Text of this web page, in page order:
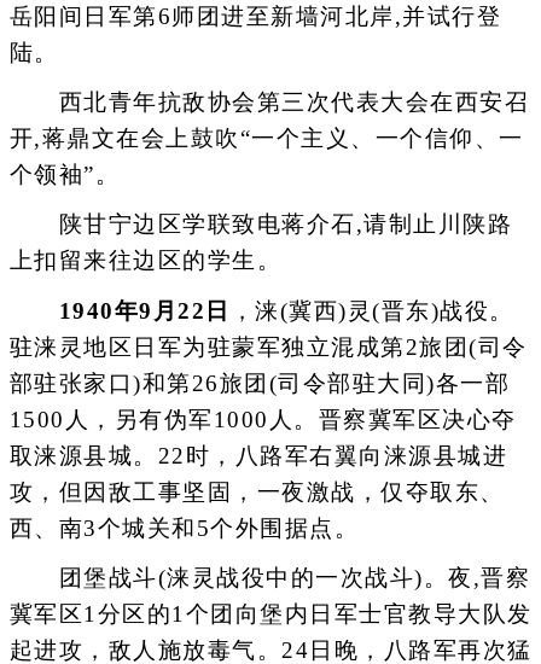
岳阳间日军第6师团进至新墙河北岸,并试行登
陆。
西北青年抗敌协会第三次代表大会在西安召
开,蒋鼎文在会上鼓吹“一个主义、一个信仰、一
个领袖”。
陕甘宁边区学联致电蒋介石,请制止川陕路
上扣留来往边区的学生。
1940年9月22日
，涞(冀西)灵(晋东)战役。
驻涞灵地区日军为驻蒙军独立混成第2旅团(司令
部驻张家口)和第26旅团(司令部驻大同)各一部
1500人，另有伪军1000人。晋察冀军区决心夺
取涞源县城。22时，八路军右翼向涞源县城进
攻，但因敌工事坚固，一夜激战，仅夺取东、
西、南3个城关和5个外围据点。
团堡战斗(涞灵战役中的一次战斗)。夜,晋察
冀军区1分区的1个团向堡内日军士官教导大队发
起进攻，敌人施放毒气。24日晚，八路军再次猛